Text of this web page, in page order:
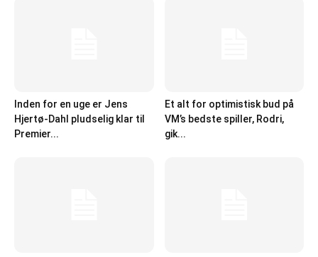
Inden for en uge er Jens
Hjertø-Dahl pludselig klar til
Premier...
Et alt for optimistisk bud på
VM’s bedste spiller, Rodri,
gik...